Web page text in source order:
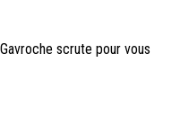
scrute pour vous